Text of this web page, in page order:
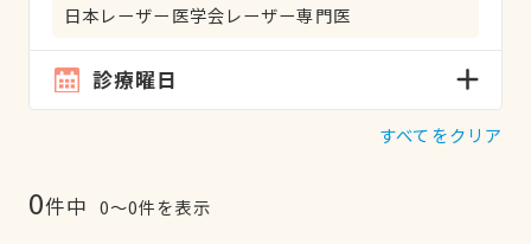
日本レーザー医学会レーザー専門医
診療曜日
すべてをクリア
0件中 0〜0件を表示